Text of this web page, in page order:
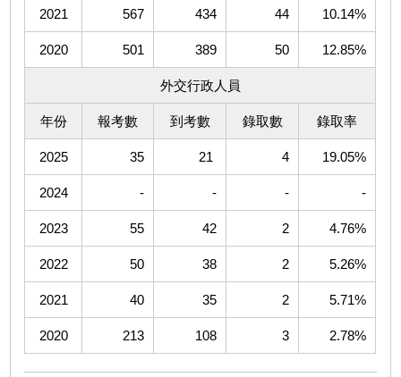
2021 567 434 44 10.14%
2020 501 389 50 12.85%
外交行政人員
年份 報考數 到考數 錄取數 錄取率
2025 35 21 4 19.05%
2024 - - - -
2023 55 42 2 4.76%
2022 50 38 2 5.26%
2021 40 35 2 5.71%
2020 213 108 3 2.78%